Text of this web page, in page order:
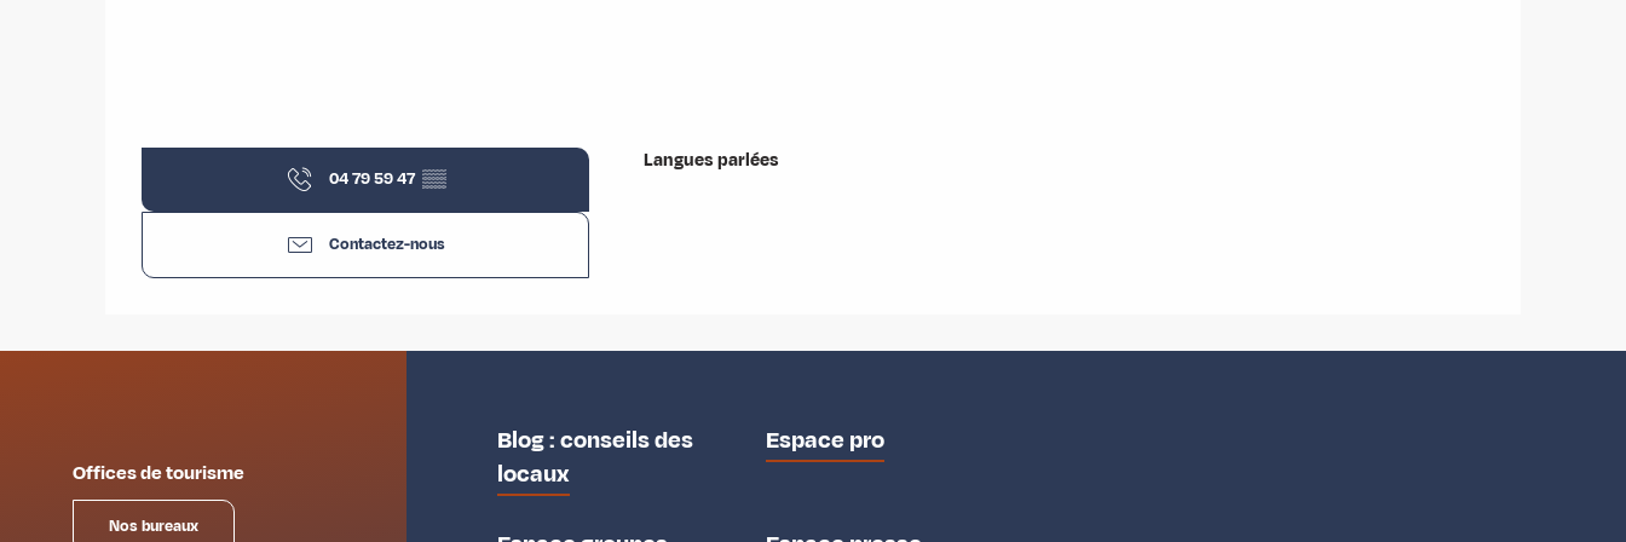
04 79 59 47 ▒▒
Contactez-nous
Langues parlées
Langues parlées
Offices de tourisme
Nos bureaux
Blog : conseils des
locaux
Espace pro